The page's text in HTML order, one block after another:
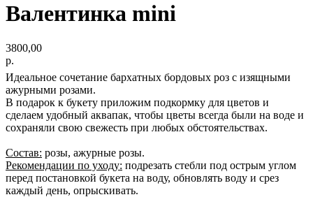
Валентинка mini
3800,00
р.
Идеальное сочетание бархатных бордовых роз с изящными
ажурными розами.
В подарок к букету приложим подкормку для цветов и
сделаем удобный аквапак, чтобы цветы всегда были на воде и
сохраняли свою свежесть при любых обстоятельствах.
Состав: розы, ажурные розы.
Рекомендации по уходу: подрезать стебли под острым углом
перед постановкой букета на воду, обновлять воду и срез
каждый день, опрыскивать.